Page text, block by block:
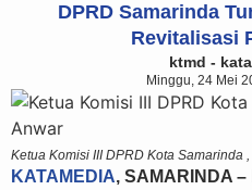
DPRD Samarinda
Revitalisasi
ktmd -
Minggu, 24 Mei
Ketua Komisi III DPRD Kota Samarinda
KATAMEDIA, SAMARINDA –